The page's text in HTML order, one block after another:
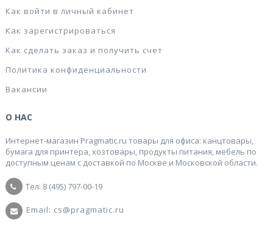
Как войти в личный кабинет
Как зарегистрироваться
Как сделать заказ и получить счет
Политика конфиденциальности
Вакансии
О НАС
Интернет-магазин Pragmatic.ru товары для офиса: канцтовары,
бумага для принтера, хозтовары, продукты питания, мебель по
доступным ценам с доставкой по Москве и Московской области.
Тел: 8 (495) 797-00-19
Email: cs@pragmatic.ru